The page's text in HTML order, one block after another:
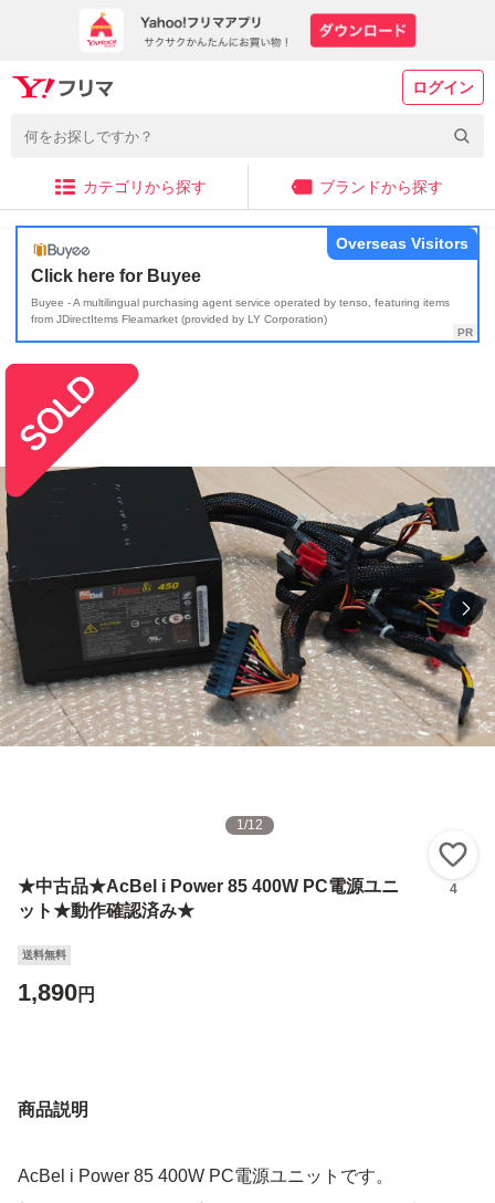
ログイン
カテゴリから探す ブランドから探す
Click here for Buyee
Buyee - A multilingual purchasing agent service operated by tenso, featuring items
from JDirectItems Fleamarket (provided by LY Corporation)
Overseas Visitors
1/12
★中古品★AcBel i Power 85 400W PC電源ユニ
ット★動作確認済み★
4
送料無料
1,890円
商品説明
AcBel i Power 85 400W PC電源ユニットです。